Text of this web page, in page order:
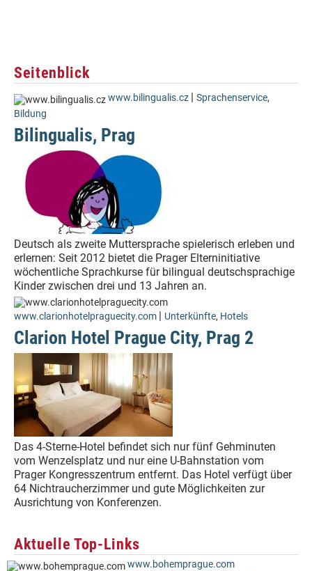
Seitenblick
www.bilingualis.cz | Sprachenservice,
Bildung
Bilingualis, Prag
Deutsch als zweite Muttersprache spielerisch erleben und
erlernen: Seit 2012 bietet die Prager Elterninitiative
wöchentliche Sprachkurse für bilingual deutschsprachige
Kinder zwischen drei und 13 Jahren an.
www.clarionhotelpraguecity.com | Unterkünfte, Hotels
Clarion Hotel Prague City, Prag 2
Das 4-Sterne-Hotel befindet sich nur fünf Gehminuten
vom Wenzelsplatz und nur eine U-Bahnstation vom
Prager Kongresszentrum entfernt. Das Hotel verfügt über
64 Nichtraucherzimmer und gute Möglichkeiten zur
Ausrichtung von Konferenzen.
Aktuelle Top-Links
www.bohemprague.com